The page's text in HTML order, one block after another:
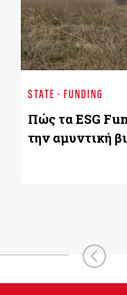
STATE - FUNDING
Πώς τα ESG
την αμυντική